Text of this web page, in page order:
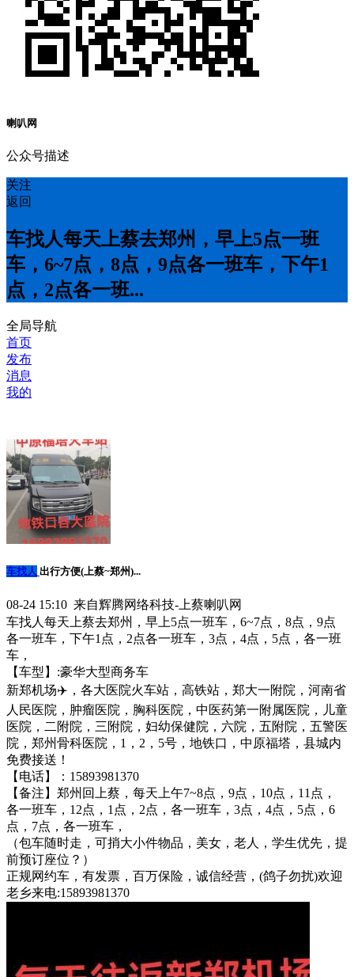
喇叭网
公众号描述
关注
返回
车找人每天上蔡去郑州，早上5点一班
车，6~7点，8点，9点各一班车，下午1
点，2点各一班...
全局导航
首页
发布
消息
我的
车找人 出行方便(上蔡~郑州)...
08-24 15:10 来自辉腾网络科技-上蔡喇叭网
车找人每天上蔡去郑州，早上5点一班车，6~7点，8点，9点
各一班车，下午1点，2点各一班车，3点，4点，5点，各一班
车，
【车型】:豪华大型商务车
新郑机场✈️，各大医院火车站，高铁站，郑大一附院，河南省
人民医院，肿瘤医院，胸科医院，中医药第一附属医院，儿童
医院，二附院，三附院，妇幼保健院，六院，五附院，五警医
院，郑州骨科医院，1，2，5号，地铁口，中原福塔，县城内
免费接送！
【电话】：15893981370
【备注】郑州回上蔡，每天上午7~8点，9点，10点，11点，
各一班车，12点，1点，2点，各一班车，3点，4点，5点，6
点，7点，各一班车，
（包车随时走，可捎大小件物品，美女，老人，学生优先，提
前预订座位？）
正规网约车，有发票，百万保险，诚信经营，(鸽子勿扰)欢迎
老乡来电:15893981370